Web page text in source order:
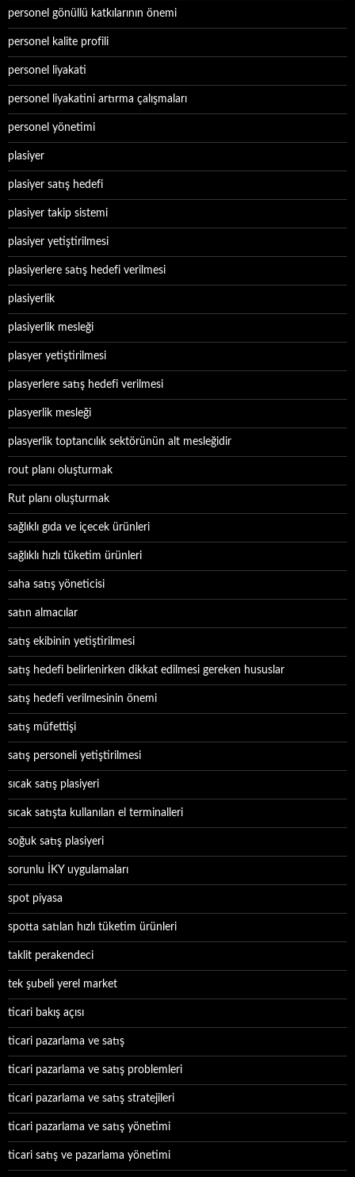
personel gönüllü katkılarının önemi
personel kalite profili
personel liyakati
personel liyakatini artırma çalışmaları
personel yönetimi
plasiyer
plasiyer satış hedefi
plasiyer takip sistemi
plasiyer yetiştirilmesi
plasiyerlere satış hedefi verilmesi
plasiyerlik
plasiyerlik mesleği
plasyer yetiştirilmesi
plasyerlere satış hedefi verilmesi
plasyerlik mesleği
plasyerlik toptancılık sektörünün alt mesleğidir
rout planı oluşturmak
Rut planı oluşturmak
sağlıklı gıda ve içecek ürünleri
sağlıklı hızlı tüketim ürünleri
saha satış yöneticisi
satın almacılar
satış ekibinin yetiştirilmesi
satış hedefi belirlenirken dikkat edilmesi gereken hususlar
satış hedefi verilmesinin önemi
satış müfettişi
satış personeli yetiştirilmesi
sıcak satış plasiyeri
sıcak satışta kullanılan el terminalleri
soğuk satış plasiyeri
sorunlu İKY uygulamaları
spot piyasa
spotta satılan hızlı tüketim ürünleri
taklit perakendeci
tek şubeli yerel market
ticari bakış açısı
ticari pazarlama ve satış
ticari pazarlama ve satış problemleri
ticari pazarlama ve satış stratejileri
ticari pazarlama ve satış yönetimi
ticari satış ve pazarlama yönetimi